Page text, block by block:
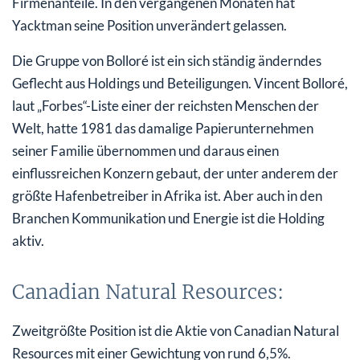
Yacktman seine Position unverändert gelassen.
Die Gruppe von Bolloré ist ein sich ständig änderndes
Geflecht aus Holdings und Beteiligungen. Vincent Bolloré,
laut „Forbes“-Liste einer der reichsten Menschen der
Welt, hatte 1981 das damalige Papierunternehmen
seiner Familie übernommen und daraus einen
einflussreichen Konzern gebaut, der unter anderem der
größte Hafenbetreiber in Afrika ist. Aber auch in den
Branchen Kommunikation und Energie ist die Holding
aktiv.
Canadian Natural Resources:
Zweitgrößte Position ist die Aktie von Canadian Natural
Resources mit einer Gewichtung von rund 6,5%.